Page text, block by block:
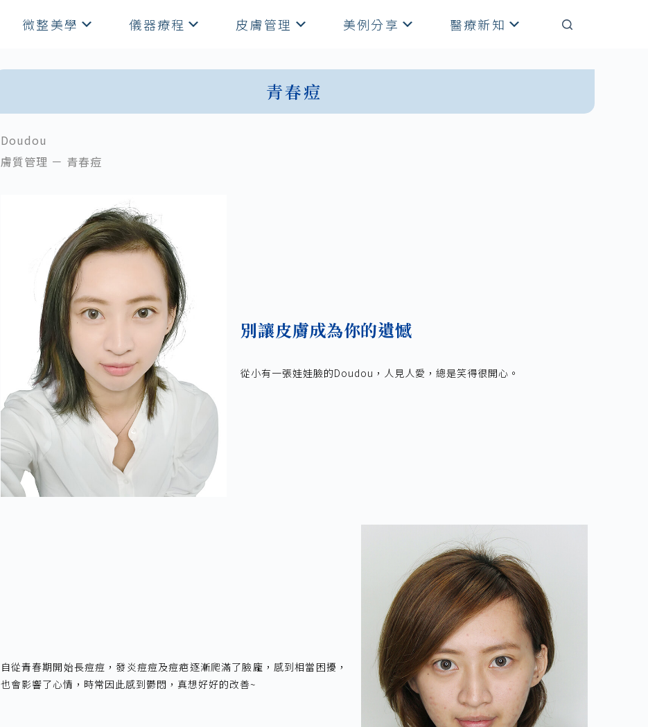
微整美學 儀器療程 皮膚管理 美例分享 醫療新知
青春痘
Doudou
膚質管理 － 青春痘
別讓皮膚成為你的遺憾
從小有一張娃娃臉的Doudou，人見人愛，總是笑得很開心。
自從青春期開始長痘痘，發炎痘痘及痘疤逐漸爬滿了臉龐，感到相當困擾，
也會影響了心情，時常因此感到鬱悶，真想好好的改善~